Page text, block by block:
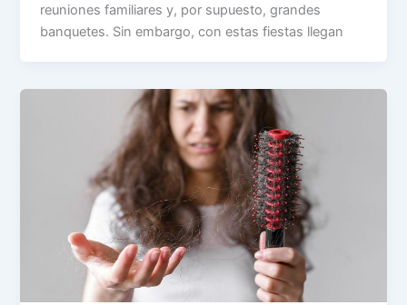
reuniones familiares y, por supuesto, grandes
banquetes. Sin embargo, con estas fiestas llegan